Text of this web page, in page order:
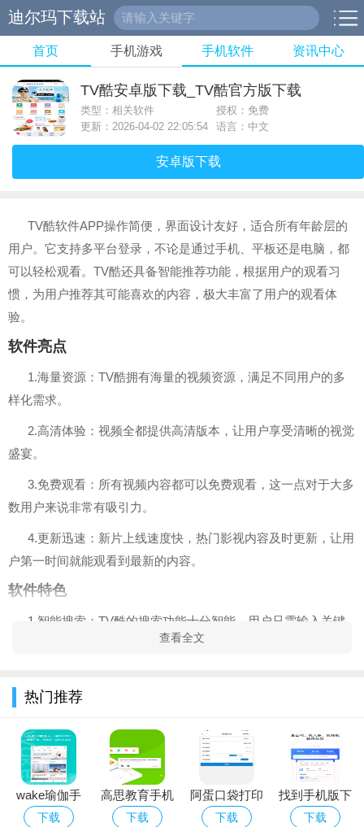
迪尔玛下载站
首页 手机游戏 手机软件 资讯中心
TV酷安卓版下载_TV酷官方版下载
类型：相关软件
授权：免费
更新：2026-04-02 22:05:54
语言：中文
安卓版下载
TV酷软件APP操作简便，界面设计友好，适合所有年龄层的
用户。它支持多平台登录，不论是通过手机、平板还是电脑，都
可以轻松观看。TV酷还具备智能推荐功能，根据用户的观看习
惯，为用户推荐其可能喜欢的内容，极大丰富了用户的观看体
验。
软件亮点
1.海量资源：TV酷拥有海量的视频资源，满足不同用户的多
样化需求。
2.高清体验：视频全都提供高清版本，让用户享受清晰的视觉
盛宴。
3.免费观看：所有视频内容都可以免费观看，这一点对于大多
数用户来说非常有吸引力。
4.更新迅速：新片上线速度快，热门影视内容及时更新，让用
户第一时间就能观看到最新的内容。
软件特色
1.智能搜索：TV酷的搜索功能十分智能，用户只需输入关键
字，即可快速找到想看的内容。
以无缝使用TV酷，真正实现随时随地观看。
3.互动社区：TV酷内置了互动社区， 手游下载
里发表评论，和其他观众分享观后感，增加了观影的乐趣。
软件优势
相对于市面上其他视频平台，TV酷的最大优势在于其免费提
查看全文
热门推荐
wake瑜伽手
机版下载
下载
高思教育手机
版下载_高思
下载
阿蛋口袋打印
手机版下载
下载
找到手机版下
载_找到安卓
下载